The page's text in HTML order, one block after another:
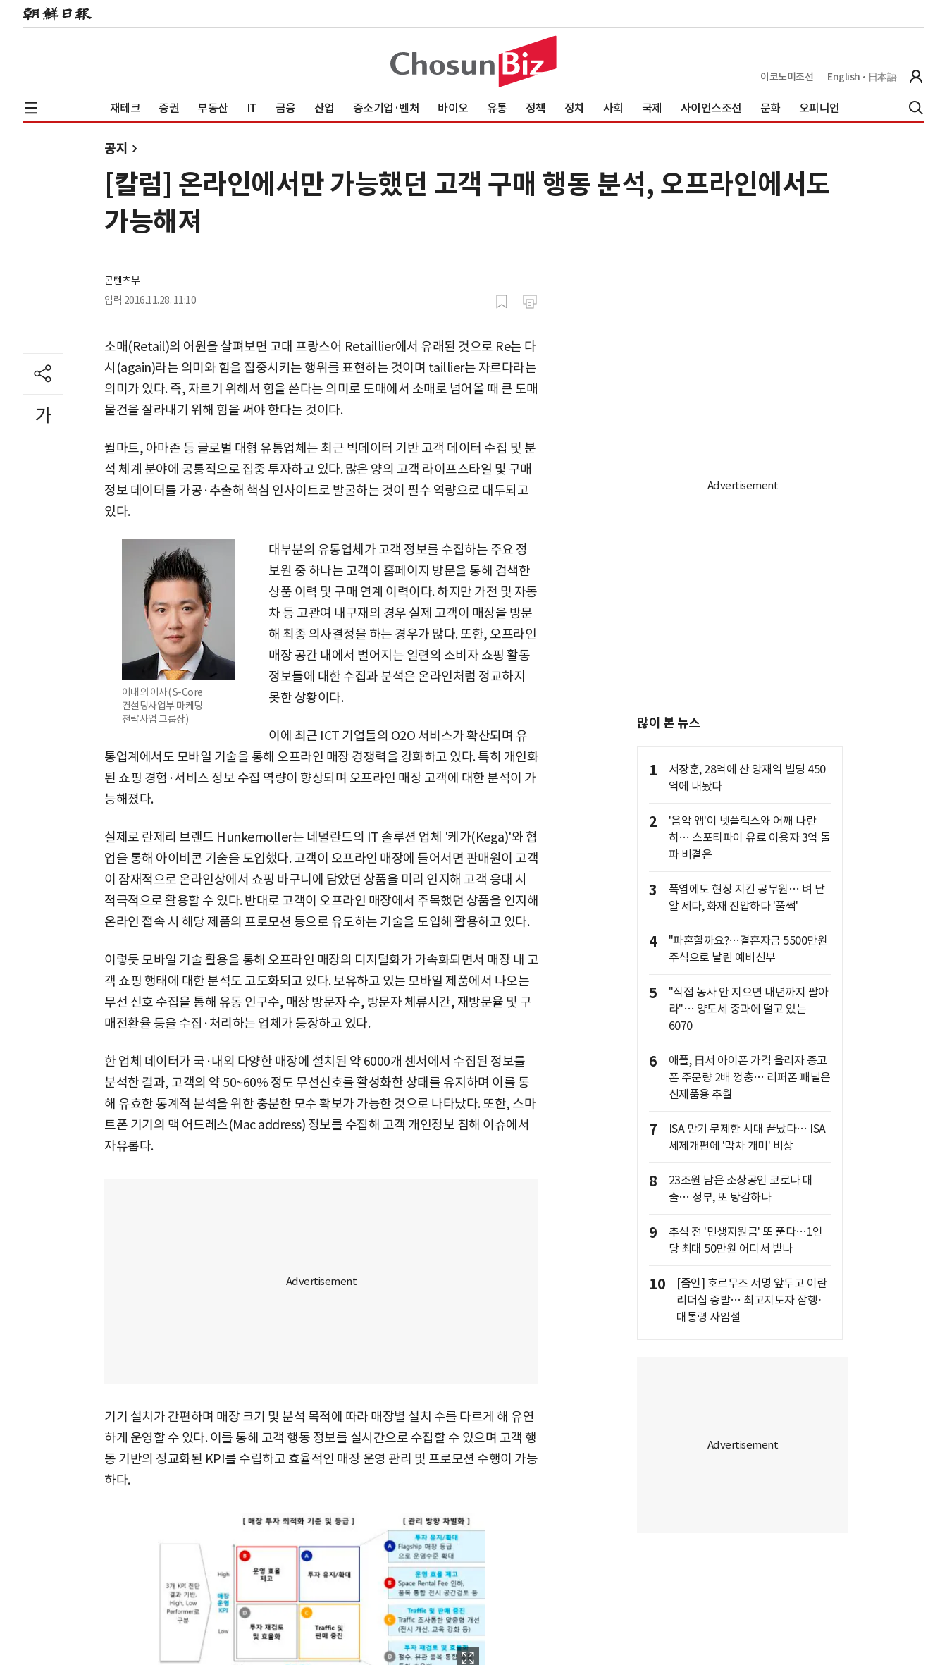
이코노미조선 English 日本語
재테크 증권 부동산 IT 금융 산업 중소기업·벤처 바이오 유통 정책 정치 사회 국제 사이언스조선 문화 오피니언
공지
[칼럼] 온라인에서만 가능했던 고객 구매 행동 분석, 오프라인에서도
가능해져
콘텐츠부
입력 2016.11.28. 11:10
소매(Retail)의 어원을 살펴보면 고대 프랑스어 Retaillier에서 유래된 것으로 Re는 다
시(again)라는 의미와 힘을 집중시키는 행위를 표현하는 것이며 taillier는 자르다라는
의미가 있다. 즉, 자르기 위해서 힘을 쓴다는 의미로 도매에서 소매로 넘어올 때 큰 도매
물건을 잘라내기 위해 힘을 써야 한다는 것이다.
월마트, 아마존 등 글로벌 대형 유통업체는 최근 빅데이터 기반 고객 데이터 수집 및 분
석 체계 분야에 공통적으로 집중 투자하고 있다. 많은 양의 고객 라이프스타일 및 구매
정보 데이터를 가공·추출해 핵심 인사이트로 발굴하는 것이 필수 역량으로 대두되고
있다.
이대의 이사( S-Core
컨설팅사업부 마케팅
전략사업 그룹장)
대부분의 유통업체가 고객 정보를 수집하는 주요 정
보원 중 하나는 고객이 홈페이지 방문을 통해 검색한
상품 이력 및 구매 연계 이력이다. 하지만 가전 및 자동
차 등 고관여 내구재의 경우 실제 고객이 매장을 방문
해 최종 의사결정을 하는 경우가 많다. 또한, 오프라인
매장 공간 내에서 벌어지는 일련의 소비자 쇼핑 활동
정보들에 대한 수집과 분석은 온라인처럼 정교하지
못한 상황이다.
이에 최근 ICT 기업들의 O2O 서비스가 확산되며 유
통업계에서도 모바일 기술을 통해 오프라인 매장 경쟁력을 강화하고 있다. 특히 개인화
된 쇼핑 경험·서비스 정보 수집 역량이 향상되며 오프라인 매장 고객에 대한 분석이 가
능해졌다.
실제로 란제리 브랜드 Hunkemoller는 네덜란드의 IT 솔루션 업체 '케가(Kega)'와 협
업을 통해 아이비콘 기술을 도입했다. 고객이 오프라인 매장에 들어서면 판매원이 고객
이 잠재적으로 온라인상에서 쇼핑 바구니에 담았던 상품을 미리 인지해 고객 응대 시
적극적으로 활용할 수 있다. 반대로 고객이 오프라인 매장에서 주목했던 상품을 인지해
온라인 접속 시 해당 제품의 프로모션 등으로 유도하는 기술을 도입해 활용하고 있다.
이렇듯 모바일 기술 활용을 통해 오프라인 매장의 디지털화가 가속화되면서 매장 내 고
객 쇼핑 행태에 대한 분석도 고도화되고 있다. 보유하고 있는 모바일 제품에서 나오는
무선 신호 수집을 통해 유동 인구수, 매장 방문자 수, 방문자 체류시간, 재방문율 및 구
매전환율 등을 수집·처리하는 업체가 등장하고 있다.
한 업체 데이터가 국·내외 다양한 매장에 설치된 약 6000개 센서에서 수집된 정보를
분석한 결과, 고객의 약 50~60% 정도 무선신호를 활성화한 상태를 유지하며 이를 통
해 유효한 통계적 분석을 위한 충분한 모수 확보가 가능한 것으로 나타났다. 또한, 스마
트폰 기기의 맥 어드레스(Mac address) 정보를 수집해 고객 개인정보 침해 이슈에서
자유롭다.
기기 설치가 간편하며 매장 크기 및 분석 목적에 따라 매장별 설치 수를 다르게 해 유연
하게 운영할 수 있다. 이를 통해 고객 행동 정보를 실시간으로 수집할 수 있으며 고객 행
동 기반의 정교화된 KPI를 수립하고 효율적인 매장 운영 관리 및 프로모션 수행이 가능
하다.
많이 본 뉴스
1
서장훈, 28억에 산 양재역 빌딩 450
억에 내놨다
2
'음악 앱'이 넷플릭스와 어깨 나란
히… 스포티파이 유료 이용자 3억 돌
파 비결은
3
폭염에도 현장 지킨 공무원… 벼 낱
알 세다, 화재 진압하다 '풀썩'
4
"파혼할까요?…결혼자금 5500만원
주식으로 날린 예비신부
5
"직접 농사 안 지으면 내년까지 팔아
라"… 양도세 중과에 떨고 있는
6070
6
애플, 日서 아이폰 가격 올리자 중고
폰 주문량 2배 껑충… 리퍼폰 패널은
신제품용 추월
7
ISA 만기 무제한 시대 끝났다… ISA
세제개편에 '막차 개미' 비상
8
23조원 남은 소상공인 코로나 대
출… 정부, 또 탕감하나
9
추석 전 '민생지원금' 또 푼다…1인
당 최대 50만원 어디서 받나
10
[줌인] 호르무즈 서명 앞두고 이란
리더십 증발… 최고지도자 잠행·
대통령 사임설